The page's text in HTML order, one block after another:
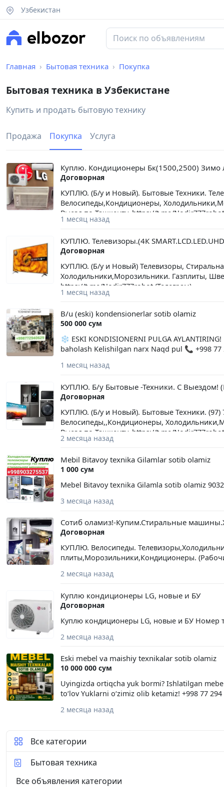
Узбекистан
Главная Бытовая техника Покупка
Бытовая техника в Узбекистане
Купить и продать бытовую технику
Продажа Покупка Услуга
Куплю. Кондиционеры Бк(1500,2500) Зимо
Договорная
КУПЛЮ. (Б/у и Новый). Бытовые Техники.
Велосипеды,Кондиционеры,
Выезд по Ташкенту. https://t.me/
1 месяц назад
КУПЛЮ. Телевизоры.(4К
Договорная
КУПЛЮ. (Б/у и Новый) Телевизоры,
Холодильники,Морозильники. Газплиты,
https://t.me/Nodir777robot (Телеграм)
1 месяц назад
B/u (eski) kondensionerlar sotib olamiz
500 000 сум
❄️ ESKI KONDISIONERNI PULGA
baholash Kelishilgan narx Naqd pul 📞 +998
1 месяц назад
КУПЛЮ. Б/у Бытовые -Техники. С Выездом!
Договорная
КУПЛЮ. (Б/у и Новый). Бытовые Техники. (97)
Велосипеды,,Кондиционеры,
Выезд по Ташкенту. https://t.me/
2 месяца назад
Mebil Bitavoy texnika Gilamlar sotib olamiz
1 000 сум
Mebel Bitavoy texnika Gilamla sotib olamiz
3 месяца назад
Сотиб оламиз!-Купим.Стиральные
Договорная
КУПЛЮ. Велосипеды.
плиты,Морозильники,Кондиционеры.
2 месяца назад
Куплю кондиционеры LG, новые и БУ
Договорная
Куплю кондиционеры LG, новые и БУ Номер
2 месяца назад
Eski mebel va maishiy texnikalar sotib olamiz
10 000 000 сум
Uyingizda ortiqcha yuk bormi? Ishlatilgan
toʻlov Yuklarni oʻzimiz olib ketamiz! +998 77 294
2 месяца назад
Все категории
Бытовая техника
Все объявления категории